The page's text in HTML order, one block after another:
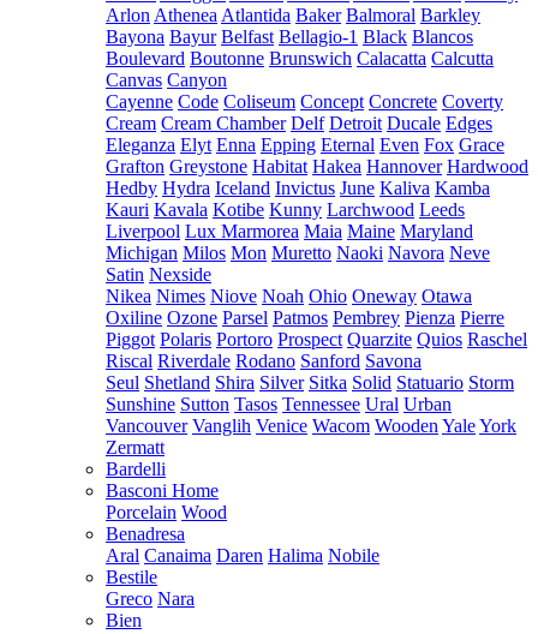
Arlon Athenea Atlantida Baker Balmoral Barkley
Bayona Bayur Belfast Bellagio-1 Black Blancos
Boulevard Boutonne Brunswich Calacatta Calcutta
Canvas Canyon
Cayenne Code Coliseum Concept Concrete Coverty
Cream Cream Chamber Delf Detroit Ducale Edges
Eleganza Elyt Enna Epping Eternal Even Fox Grace
Grafton Greystone Habitat Hakea Hannover Hardwood
Hedby Hydra Iceland Invictus June Kaliva Kamba
Kauri Kavala Kotibe Kunny Larchwood Leeds
Liverpool Lux Marmorea Maia Maine Maryland
Michigan Milos Mon Muretto Naoki Navora Neve
Satin Nexside
Nikea Nimes Niove Noah Ohio Oneway Otawa
Oxiline Ozone Parsel Patmos Pembrey Pienza Pierre
Piggot Polaris Portoro Prospect Quarzite Quios Raschel
Riscal Riverdale Rodano Sanford Savona
Seul Shetland Shira Silver Sitka Solid Statuario Storm
Sunshine Sutton Tasos Tennessee Ural Urban
Vancouver Vanglih Venice Wacom Wooden YaleYork
Zermatt
Bardelli
Basconi Home
Porcelain Wood
Benadresa
Aral Canaima Daren Halima Nobile
Bestile
Greco Nara
Bien